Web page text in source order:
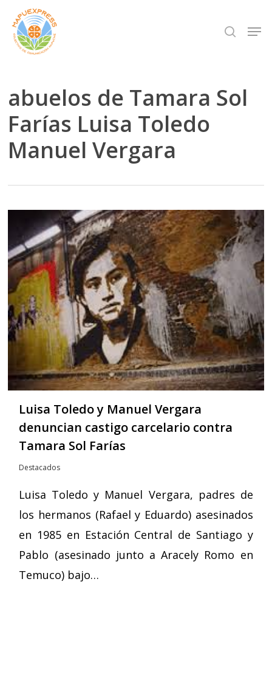
Skip
main
search
abuelos de Tamara Sol
Farías Luisa Toledo
Manuel Vergara
Luisa Toledo y Manuel Vergara
denuncian castigo carcelario contra
Tamara Sol Farías
Destacados
Luisa Toledo y Manuel Vergara, padres de
los hermanos (Rafael y Eduardo) asesinados
en 1985 en Estación Central de Santiago y
Pablo (asesinado junto a Aracely Romo en
Temuco) bajo…
Close